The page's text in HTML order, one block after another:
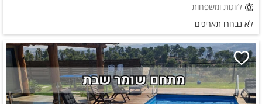
לזוגות ומשפחות
לא נבחרו תאריכים